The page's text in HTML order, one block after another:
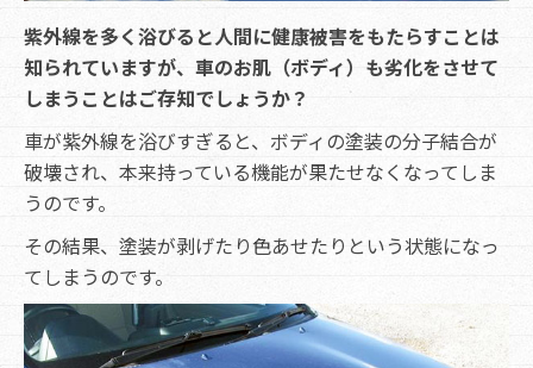
紫外線を多く浴びると人間に健康被害をもたらすことは
知られていますが、車のお肌（ボディ）も劣化をさせて
しまうことはご存知でしょうか？
車が紫外線を浴びすぎると、ボディの塗装の分子結合が
破壊され、本来持っている機能が果たせなくなってしま
うのです。
その結果、塗装が剥げたり色あせたりという状態になっ
てしまうのです。